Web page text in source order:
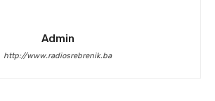
Admin
http://www.radiosrebrenik.ba